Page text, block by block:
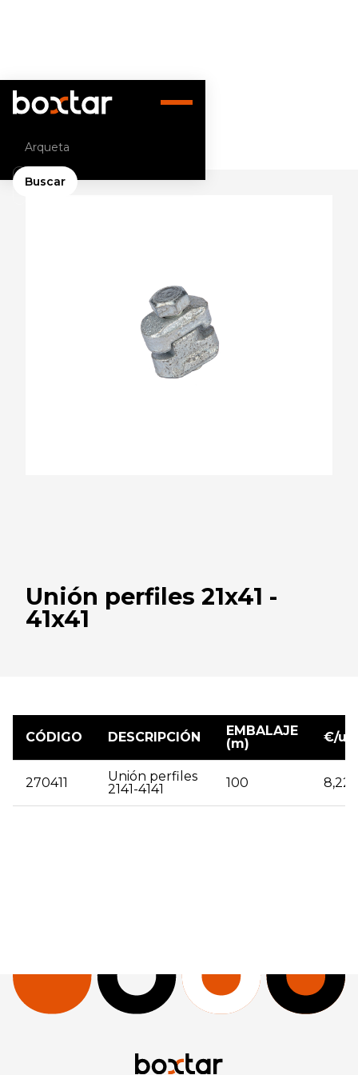
Unión perfiles 21x41 -
41x41
CÓDIGO DESCRIPCIÓN
EMBALAJE
(m)
€/ud
270411
Unión perfiles
2141-4141
100 8,22